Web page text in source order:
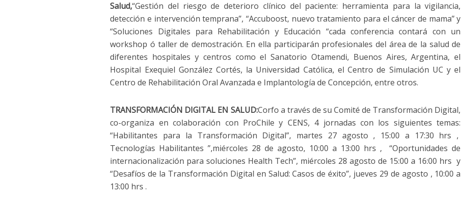
Salud,“Gestión del riesgo de deterioro clínico del paciente: herramienta para la vigilancia,
detección e intervención temprana”, “Accuboost, nuevo tratamiento para el cáncer de mama” y
“Soluciones Digitales para Rehabilitación y Educación “cada conferencia contará con un
workshop ó taller de demostración. En ella participarán profesionales del área de la salud de
diferentes hospitales y centros como el Sanatorio Otamendi, Buenos Aires, Argentina, el
Hospital Exequiel González Cortés, la Universidad Católica, el Centro de Simulación UC y el
Centro de Rehabilitación Oral Avanzada e Implantología de Concepción, entre otros.
TRANSFORMACIÓN DIGITAL EN SALUD:Corfo a través de su Comité de Transformación Digital,
co-organiza en colaboración con ProChile y CENS, 4 jornadas con los siguientes temas:
“Habilitantes para la Transformación Digital”, martes 27 agosto , 15:00 a 17:30 hrs ,
Tecnologías Habilitantes ”,miércoles 28 de agosto, 10:00 a 13:00 hrs , “Oportunidades de
internacionalización para soluciones Health Tech”, miércoles 28 agosto de 15:00 a 16:00 hrs y
“Desafíos de la Transformación Digital en Salud: Casos de éxito”, jueves 29 de agosto , 10:00 a
13:00 hrs .